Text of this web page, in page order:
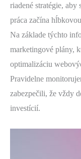
riadené stratégie,
práca začína
Na základe týchto
marketingové plány,
optimalizáciu
Pravidelne
zabezpečili, že vždy
investícií.